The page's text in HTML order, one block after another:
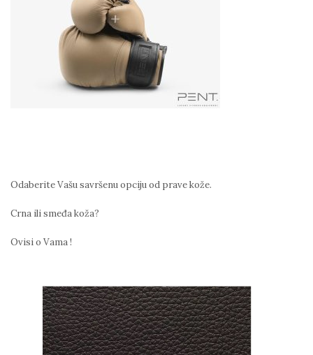
Odaberite Vašu savršenu opciju od prave kože.
Crna ili smeđa koža?
Ovisi o Vama !